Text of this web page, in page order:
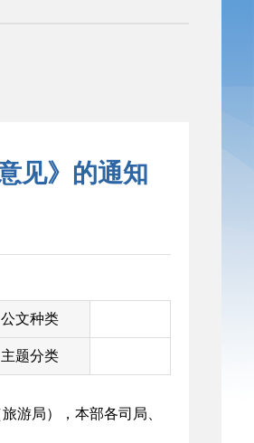
见》的通知
公文种类
主题分类
游局），本部各司局、